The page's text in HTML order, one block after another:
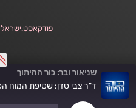
שניאור ובר: כור ההיתוך
ד"ר צבי סדן: שטיפת המוח
פודקאסט.ישראל 2023-2025 ©